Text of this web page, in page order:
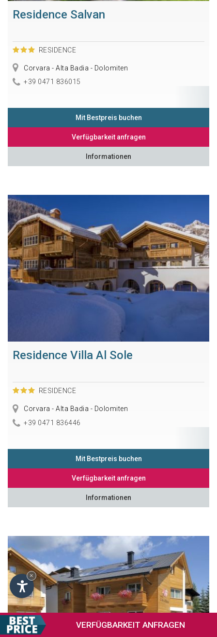
VERFÜGBARKEIT ANFRAGEN
Residence Salvan
RESIDENCE
Corvara - Alta Badia - Dolomiten
+39 0471 836015
Mit Bestpreis buchen
Verfügbarkeit anfragen
Informationen
Residence Villa Al Sole
RESIDENCE
Corvara - Alta Badia - Dolomiten
+39 0471 836446
Mit Bestpreis buchen
Verfügbarkeit anfragen
Informationen
×